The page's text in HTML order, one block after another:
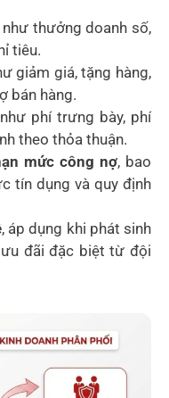
như thưởng doanh số,
tiêu.
giảm giá, tặng hàng,
bán hàng.
như phí trưng bày, phí
theo thỏa thuận.
mức công nợ, bao
tín dụng và quy định
, áp dụng khi phát sinh
đãi đặc biệt từ đội